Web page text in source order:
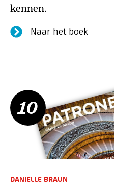
kennen.
Naar het boek
10
DANIELLE BRAUN